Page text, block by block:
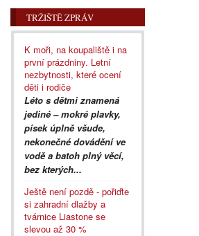
TRŽIŠTĚ ZPRÁV
K moři, na koupaliště i na
první prázdniny. Letní
nezbytnosti, které ocení
děti i rodiče
Léto s dětmi znamená
jediné – mokré plavky,
písek úplně všude,
nekonečné dovádění ve
vodě a batoh plný věcí,
bez kterých...
Ještě není pozdě - pořiďte
si zahradní dlažby a
tvárnice Liastone se
slevou až 30 %